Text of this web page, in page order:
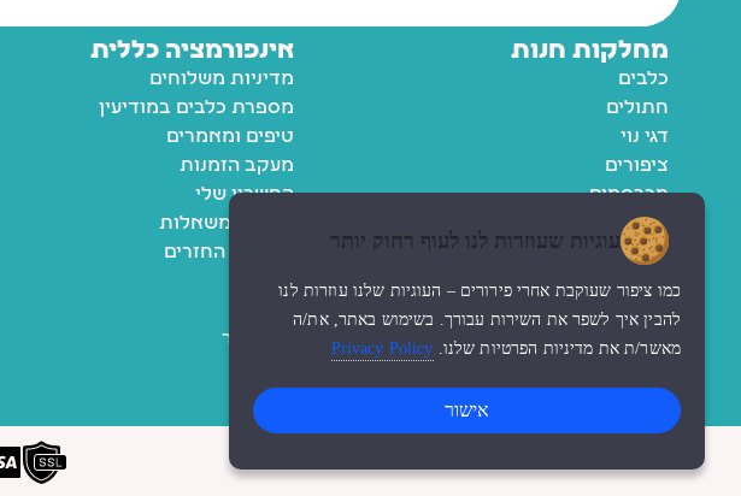
מחלקות חנות
כלבים
חתולים
דגי נוי
ציפורים
מכרסמים
אינפורמציה כללית
מדיניות משלוחים
מספרת כלבים במודיעין
טיפים ומאמרים
מעקב הזמנות
החשבון שלי
רשימת משאלות
מדיניות החזרים
תקנון
נגישות
צור קשר
עוגיות שעוזרות לנו לעוף רחוק יותר
כמו ציפור שעוקבת אחרי פירורים – העוגיות שלנו עוזרות לנו
להבין איך לשפר את השירות עבורך. בשימוש באתר, את/ה
מאשר/ת את מדיניות הפרטיות שלנו. Privacy Policy
אישור